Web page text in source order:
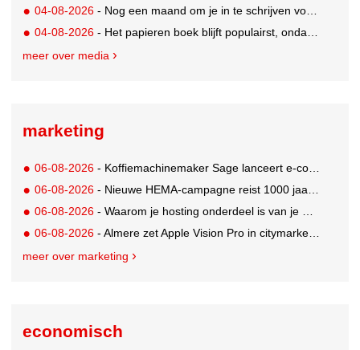
04-08-2026 - Nog een maand om je in te schrijven voor de Mercurs 2026
04-08-2026 - Het papieren boek blijft populairst, ondanks digitale alternatieven
meer over media
marketing
06-08-2026 - Koffiemachinemaker Sage lanceert e-commerceplatform voor koffieliefhebbers
06-08-2026 - Nieuwe HEMA-campagne reist 1000 jaar terug in de tijd naar 'Hemastein'
06-08-2026 - Waarom je hosting onderdeel is van je merkstrategie
06-08-2026 - Almere zet Apple Vision Pro in citymarketing
meer over marketing
economisch